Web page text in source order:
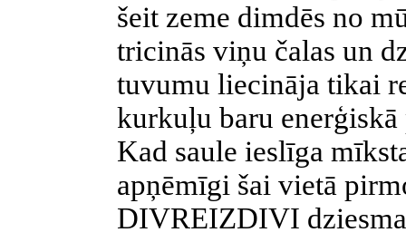
šeit zeme dimdēs no
tricinās viņu čalas un
tuvumu liecināja tikai
kurkuļu baru enerģiskā
Kad saule ieslīga
apņēmīgi šai vietā
DIVREIZDIVI